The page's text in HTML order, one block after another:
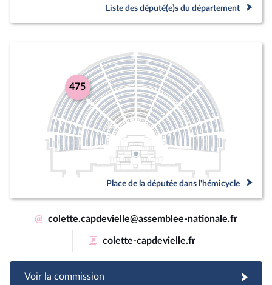
Liste des député(e)s du département
475
Place de la députée dans l'hémicycle
@ colette.capdevielle@assemblee-nationale.fr
colette-capdevielle.fr
Voir la commission